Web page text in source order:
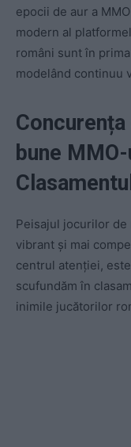
epocii de aur a
modern al
români sunt în
modelând continuu
bune
Peisajul jocurilor de
vibrant și mai
centrul atenției,
scufundăm în
inimile jucătorilor